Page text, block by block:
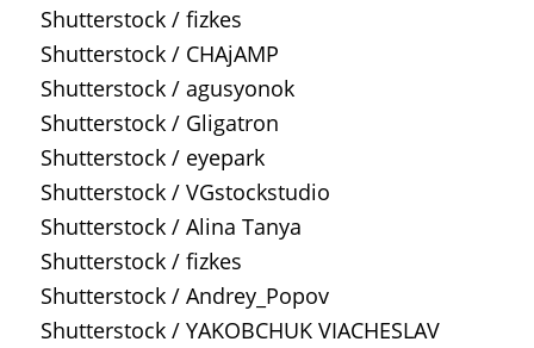
Shutterstock / fizkes
Shutterstock / CHAjAMP
Shutterstock / agusyonok
Shutterstock / Gligatron
Shutterstock / eyepark
Shutterstock / VGstockstudio
Shutterstock / Alina Tanya
Shutterstock / fizkes
Shutterstock / Andrey_Popov
Shutterstock / YAKOBCHUK VIACHESLAV